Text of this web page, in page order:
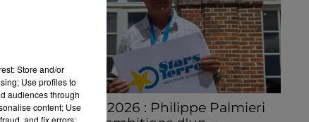
Stars'Terre 2026 : Philippe Palmieri
Store and/or
Use profiles to
audiences through
content; Use
and fix errors;